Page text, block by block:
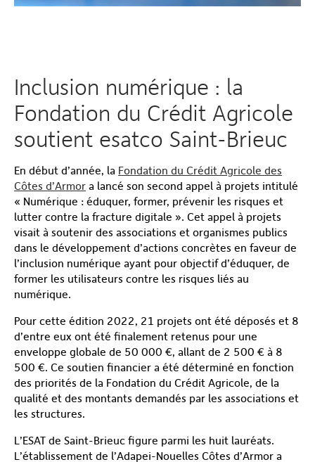
Inclusion numérique : la
Fondation du Crédit Agricole
soutient esatco Saint-Brieuc
En début d’année, la Fondation du Crédit Agricole des
Côtes d’Armor a lancé son second appel à projets intitulé
« Numérique : éduquer, former, prévenir les risques et
lutter contre la fracture digitale ». Cet appel à projets
visait à soutenir des associations et organismes publics
dans le développement d’actions concrètes en faveur de
l’inclusion numérique ayant pour objectif d’éduquer, de
former les utilisateurs contre les risques liés au
numérique.
Pour cette édition 2022, 21 projets ont été déposés et 8
d’entre eux ont été finalement retenus pour une
enveloppe globale de 50 000 €, allant de 2 500 € à 8
500 €. Ce soutien financier a été déterminé en fonction
des priorités de la Fondation du Crédit Agricole, de la
qualité et des montants demandés par les associations et
les structures.
L’ESAT de Saint-Brieuc figure parmi les huit lauréats.
L’établissement de l’Adapei-Nouelles Côtes d’Armor a